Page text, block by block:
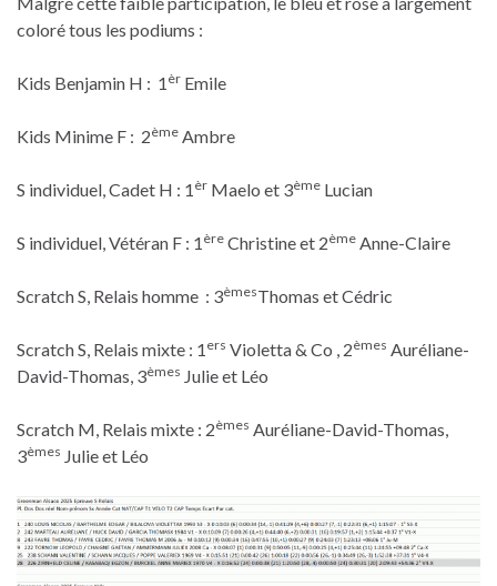
coloré tous les podiums :
Kids Benjamin H : 1 èr Emile
Kids Minime F : 2ème Ambre
S individuel, Cadet H : 1 èr Maelo et 3ème Lucian
S individuel, Vétéran F : 1 ère Christine et 2ème Anne-Claire
Scratch S, Relais homme : 3èmesThomas et Cédric
Scratch S, Relais mixte : 1 ers Violetta & Co , 2èmes Auréliane-
David-Thomas, 3èmes Julie et Léo
Scratch M, Relais mixte : 2èmes Auréliane-David-Thomas,
3èmes Julie et Léo